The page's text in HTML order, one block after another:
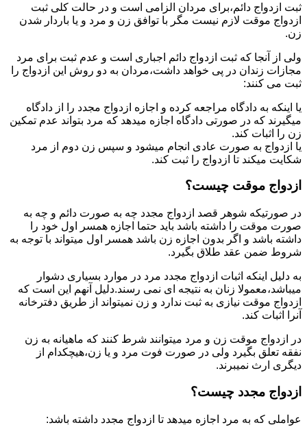
ثبت ازدواج دائم،برای مردان الزامی است و در حالت کلی ثبت
ازدواج موقت لازم نیست مگر با توافق زن و مرد و یا باردار شدن
زن.
ولی از آنجا که ثبت ازدواج دائم اجباری است و عدم ثبت برای مرد
مجازات زندان در پی خواهد داشت،مردان به دو روش این ازدواج را
ثبت می کنند:
یا اینکه به دادگاه مراجعه کرده و اجازه ازدواج مجدد را از دادگاه
میگیرند که در صورتی دادگاه اجازه میدهد که مرد بتواند عدم تمکین
زن را اثبات کند.
یا ازدواج به صورت عادی انجام میشود و سپس زن دوم از مرد
شکایت میکند تا ازدواج را ثبت کند.
ازدواج موقت چیست؟
در صورتیکه شوهر قصد ازدواج مجدد چه به صورت دائم و چه به
صورت موقت را داشته باشد باید حتما اجازه همسر اول خود را
داشته باشد و اگر بدون اجازه زن باشد همسر اول میتواند با توجه به
شروط ضمن عقد طلاق بگیرد.
به دلیل اینکه اثبات ازدواج مجدد مرد در موارد بسیاری دشوار
میباشد،معمولا زنان به نتیجه ای نمی رسند.دلیل آنهم این است که
ازدواج موقت نیازی به ثبت ندارد و زن نمیتواند از طریق دفترخانه
آنرا اثبات کند.
در ازدواج موقت زن و مرد میتوانند شرط کنند که ماهیانه به زن
نفقه تعلق بگیرد ولی در صورت فوت مرد و یا زن،هیچکدام از
دیگری ارث نمیبرند.
ازدواج مجدد چیست؟
عواملی که به مرد اجازه میدهد تا ازدواج مجدد داشته باشد: